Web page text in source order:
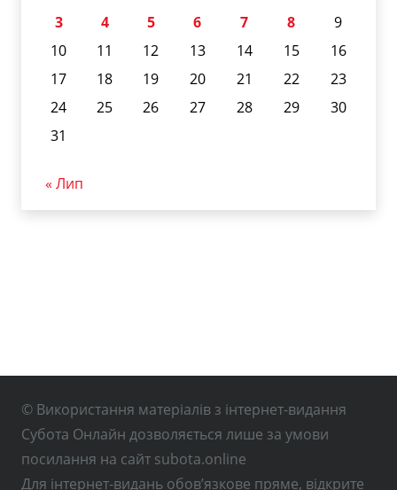
3
4 5 6 7 8
9
10
11 12 13 14 15
16
17
18 19 20 21 22
23
24
25 26 27 28 29
30
31
« Лип
© Використання матеріалів з інтернет-видання
Субота Онлайн дозволяється лише за умови
посилання на сайт subota.online
Для інтернет-видань обов’язкове пряме, відкрите